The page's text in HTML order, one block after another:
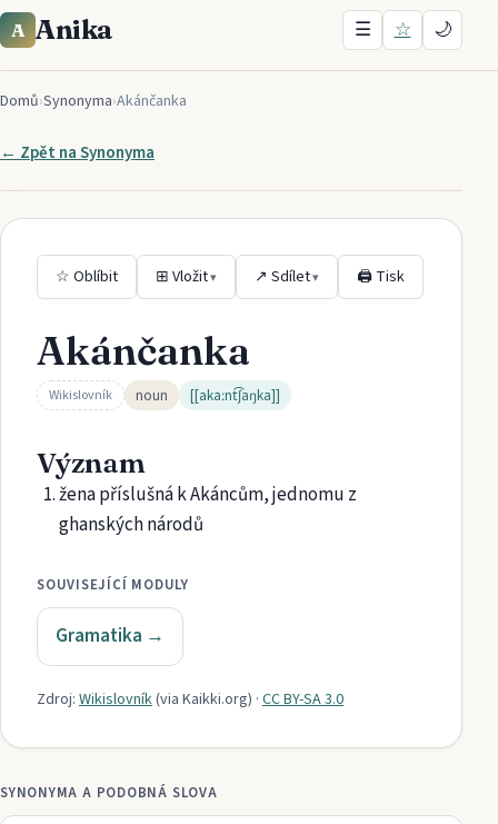
A Anika ☰ ☆ 🌙
Domů›Synonyma›Akánčanka
← Zpět naSynonyma
☆ Oblíbit ⊞ Vložit▾ ↗ Sdílet▾ 🖨 Tisk
Akánčanka
Wikislovník noun [[akaːnt͡ʃaŋka]]
Význam
žena příslušná k Akáncům, jednomu z
ghanských národů
SOUVISEJÍCÍ MODULY
Gramatika →
Zdroj: Wikislovník(via Kaikki.org) · CC BY-SA 3.0
SYNONYMA A PODOBNÁ SLOVA